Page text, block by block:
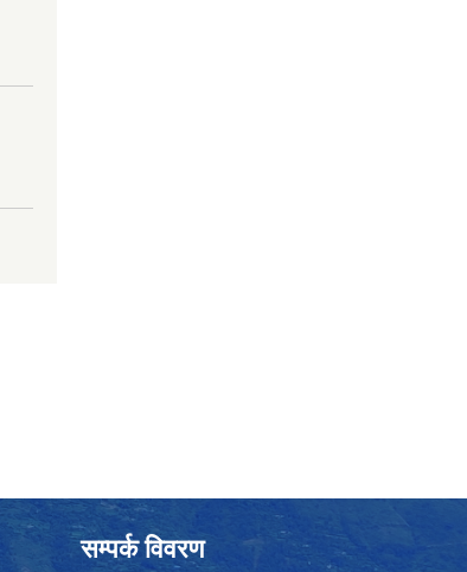
सम्पर्क विवरण